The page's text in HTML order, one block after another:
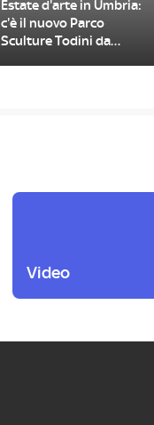
Estate d'arte in Umbria:
c'è il nuovo Parco
Sculture Todini da
Video